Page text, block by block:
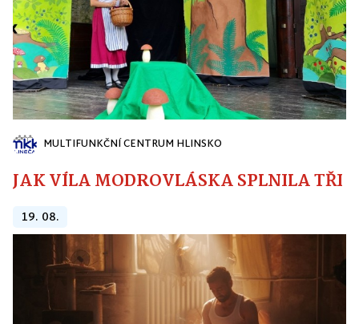
MULTIFUNKČNÍ CENTRUM HLINSKO
JAK VÍLA MODROVLÁSKA SPLNILA
19. 08.